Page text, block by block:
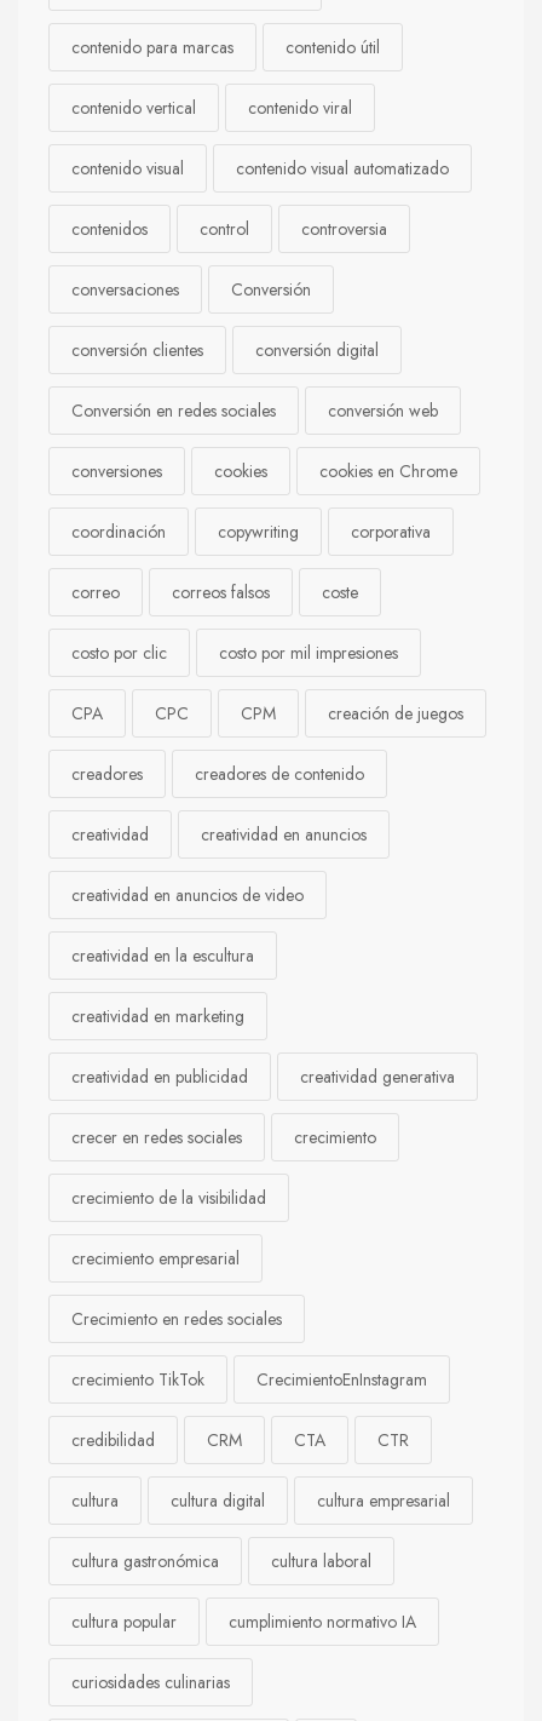
contenido para marcas contenido útil
contenido vertical contenido viral
contenido visual contenido visual automatizado
contenidos control controversia
conversaciones Conversión
conversión clientes conversión digital
Conversión en redes sociales conversión web
conversiones cookies cookies en Chrome
coordinación copywriting corporativa
correo correos falsos coste
costo por clic costo por mil impresiones
CPA CPC CPM creación de juegos
creadores creadores de contenido
creatividad creatividad en anuncios
creatividad en anuncios de video
creatividad en la escultura
creatividad en marketing
creatividad en publicidad creatividad generativa
crecer en redes sociales crecimiento
crecimiento de la visibilidad
crecimiento empresarial
Crecimiento en redes sociales
crecimiento TikTok CrecimientoEnInstagram
credibilidad CRM CTA CTR
cultura cultura digital cultura empresarial
cultura gastronómica cultura laboral
cultura popular cumplimiento normativo IA
curiosidades culinarias